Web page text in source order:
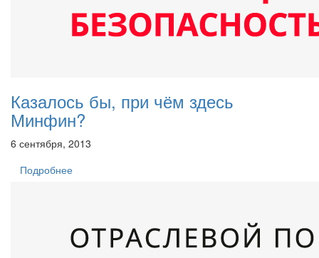
Казалось бы, при чём здесь
Минфин?
6 сентября, 2013
Подробнее